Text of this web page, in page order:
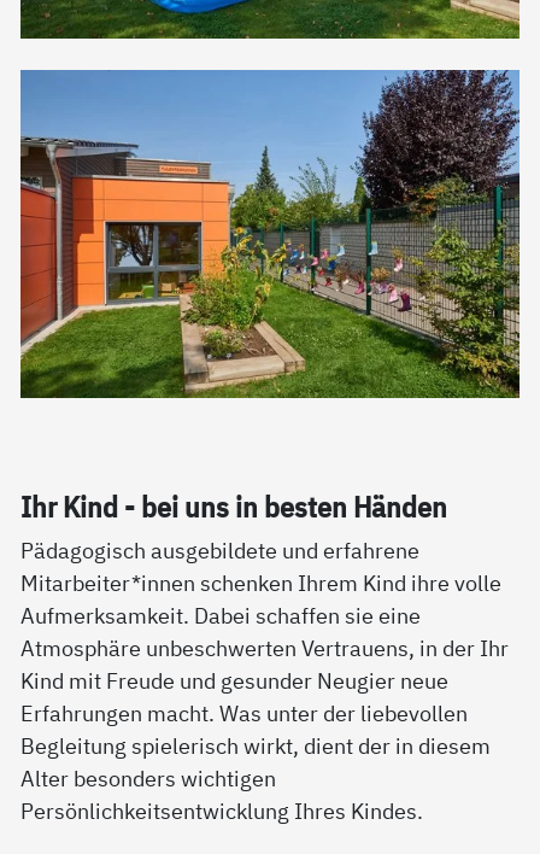
Ihr Kind - bei uns in bes­ten Hän­den
Pädagogisch ausgebildete und erfahrene
Mitarbeiter*innen schenken Ihrem Kind ihre volle
Aufmerksamkeit. Dabei schaffen sie eine
Atmosphäre unbeschwerten Vertrauens, in der Ihr
Kind mit Freude und gesunder Neugier neue
Erfahrungen macht. Was unter der liebevollen
Begleitung spielerisch wirkt, dient der in diesem
Alter besonders wichtigen
Persönlichkeitsentwicklung Ihres Kindes.